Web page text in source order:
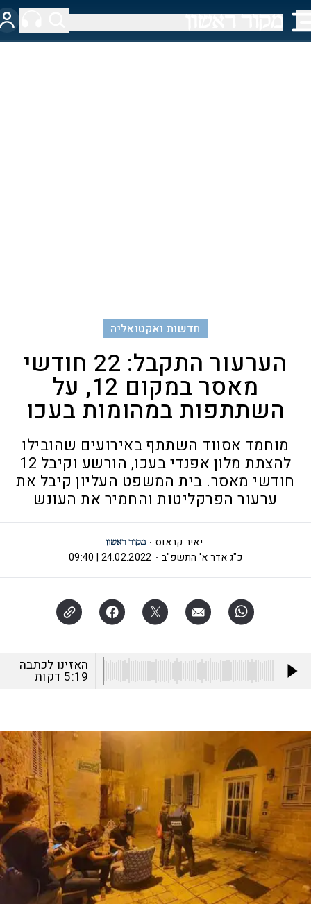
חדשות ואקטואליה
הערעור התקבל: 22 חודשי
מאסר במקום 12, על
השתתפות במהומות בעכו
מוחמד אסווד השתתף באירועים שהובילו
להצתת מלון אפנדי בעכו, הורשע וקיבל 12
חודשי מאסר. בית המשפט העליון קיבל את
ערעור הפרקליטות והחמיר את העונש
יאיר קראוס
כ"ג אדר א' התשפ"ב
24.02.2022 | 09:40
האזינו לכתבה
5:19 דקות